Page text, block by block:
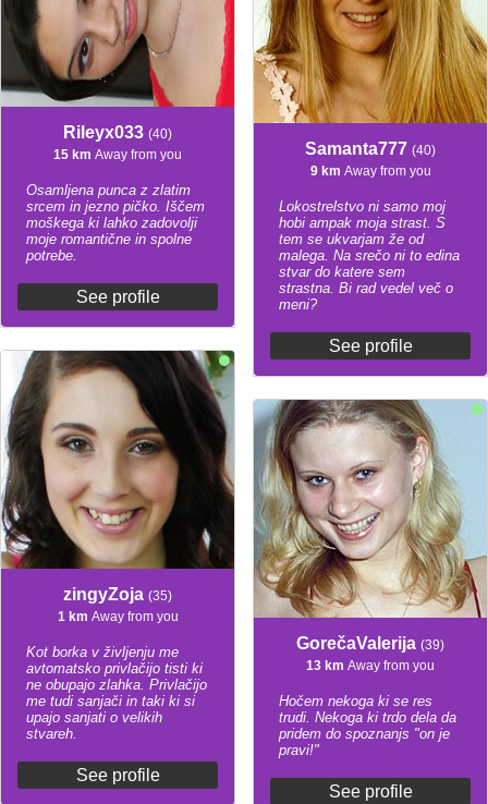
Rileyx033 (40)
15 km Away from you
Osamljena punca z zlatim
srcem in jezno pičko. Iščem
moškega ki lahko zadovolji
moje romantične in spolne
potrebe.
See profile
zingyZoja (35)
1 km Away from you
Kot borka v življenju me
avtomatsko privlačijo tisti ki
ne obupajo zlahka. Privlačijo
me tudi sanjači in taki ki si
upajo sanjati o velikih
stvareh.
See profile
Samanta777 (40)
9 km Away from you
Lokostrelstvo ni samo moj
hobi ampak moja strast. S
tem se ukvarjam že od
malega. Na srečo ni to edina
stvar do katere sem
strastna. Bi rad vedel več o
meni?
See profile
GorečaValerija (39)
13 km Away from you
Hočem nekoga ki se res
trudi. Nekoga ki trdo dela da
pridem do spoznanjs "on je
pravi!"
See profile